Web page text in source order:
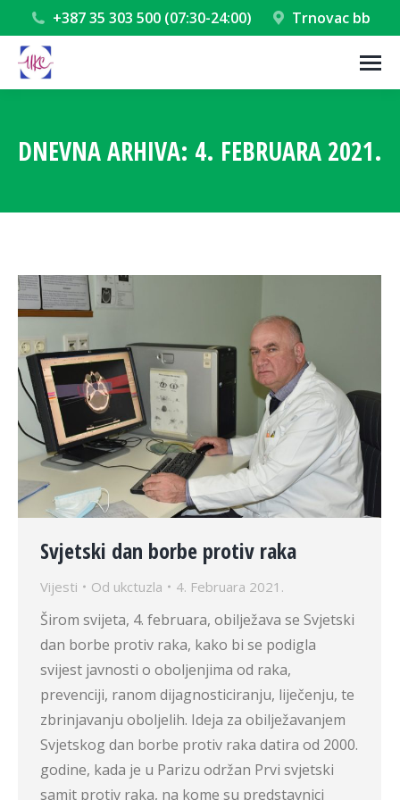
+387 35 303 500 (07:30-24:00) Trnovac bb
DNEVNA ARHIVA: 4. FEBRUARA 2021.
Svjetski dan borbe protiv raka
Vijesti Od ukctuzla 4. Februara 2021.
Širom svijeta, 4. februara, obilježava se Svjetski
dan borbe protiv raka, kako bi se podigla
svijest javnosti o oboljenjima od raka,
prevenciji, ranom dijagnosticiranju, liječenju, te
zbrinjavanju oboljelih. Ideja za obilježavanjem
Svjetskog dan borbe protiv raka datira od 2000.
godine, kada je u Parizu održan Prvi svjetski
samit protiv raka, na kome su predstavnici